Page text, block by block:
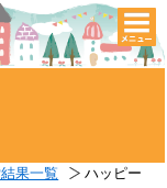
果一覧 ハッピー